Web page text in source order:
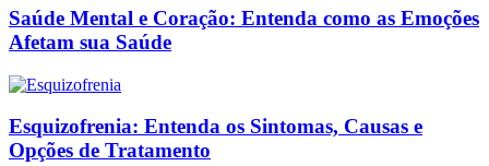
Saúde Mental e Coração: Entenda como as Emoções
Afetam sua Saúde
Esquizofrenia: Entenda os Sintomas, Causas e
Opções de Tratamento